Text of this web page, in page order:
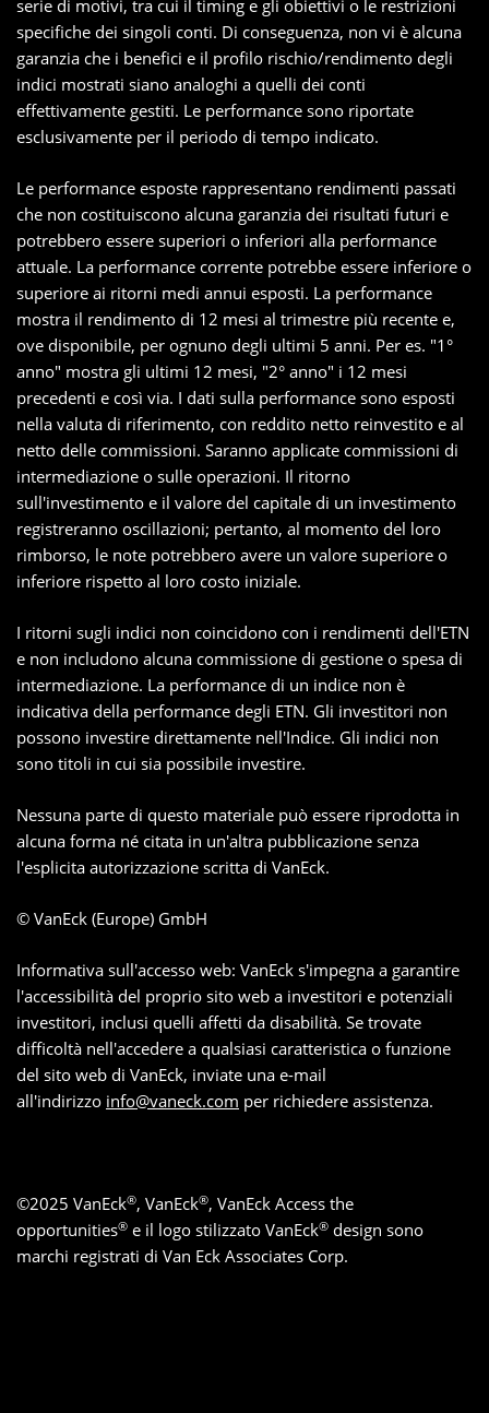
serie di motivi, tra cui il timing e gli obiettivi o le restrizioni
specifiche dei singoli conti. Di conseguenza, non vi è alcuna
garanzia che i benefici e il profilo rischio/rendimento degli
indici mostrati siano analoghi a quelli dei conti
effettivamente gestiti. Le performance sono riportate
esclusivamente per il periodo di tempo indicato.
Le performance esposte rappresentano rendimenti passati
che non costituiscono alcuna garanzia dei risultati futuri e
potrebbero essere superiori o inferiori alla performance
attuale. La performance corrente potrebbe essere inferiore o
superiore ai ritorni medi annui esposti. La performance
mostra il rendimento di 12 mesi al trimestre più recente e,
ove disponibile, per ognuno degli ultimi 5 anni. Per es. "1°
anno" mostra gli ultimi 12 mesi, "2° anno" i 12 mesi
precedenti e così via. I dati sulla performance sono esposti
nella valuta di riferimento, con reddito netto reinvestito e al
netto delle commissioni. Saranno applicate commissioni di
intermediazione o sulle operazioni. Il ritorno
sull'investimento e il valore del capitale di un investimento
registreranno oscillazioni; pertanto, al momento del loro
rimborso, le note potrebbero avere un valore superiore o
inferiore rispetto al loro costo iniziale.
I ritorni sugli indici non coincidono con i rendimenti dell'ETN
e non includono alcuna commissione di gestione o spesa di
intermediazione. La performance di un indice non è
indicativa della performance degli ETN. Gli investitori non
possono investire direttamente nell'Indice. Gli indici non
sono titoli in cui sia possibile investire.
Nessuna parte di questo materiale può essere riprodotta in
alcuna forma né citata in un'altra pubblicazione senza
l'esplicita autorizzazione scritta di VanEck.
© VanEck (Europe) GmbH
Informativa sull'accesso web: VanEck s'impegna a garantire
l'accessibilità del proprio sito web a investitori e potenziali
investitori, inclusi quelli affetti da disabilità. Se trovate
difficoltà nell'accedere a qualsiasi caratteristica o funzione
del sito web di VanEck, inviate una e-mail
all'indirizzo info@vaneck.com per richiedere assistenza.
©2025 VanEck®, VanEck®, VanEck Access the
opportunities® e il logo stilizzato VanEck® design sono
marchi registrati di Van Eck Associates Corp.